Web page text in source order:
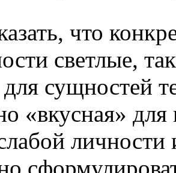
что
светлые,
сущностей
«вкусная» для
личности